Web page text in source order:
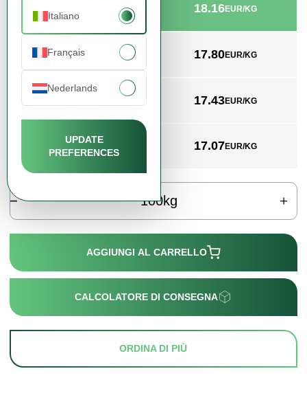
Italiano
Français
Nederlands
UPDATE
PREFERENCES
18.16EUR/KG
min. 500kg 17.80EUR/KG
17.43EUR/KG
min. 3000kg 17.07EUR/KG
kg
AGGIUNGI AL CARRELLO
CALCOLATORE DI CONSEGNA
ORDINA DI PIÙ